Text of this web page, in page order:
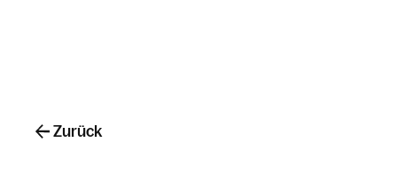
Zurück